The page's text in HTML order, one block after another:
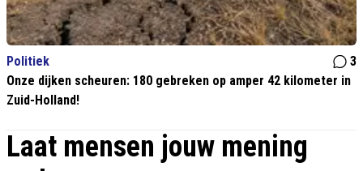
Politiek
3
Onze dijken scheuren: 180 gebreken op amper 42 kilometer in
Zuid-Holland!
Laat mensen jouw mening